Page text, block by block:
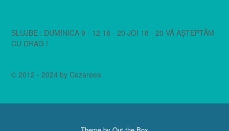
SLUJBE : DUMINICA 9 - 12 18 - 20 JOI 18 - 20 VĂ AȘTEPTĂM
CU DRAG !
© 2012 - 2024 by Cezareea